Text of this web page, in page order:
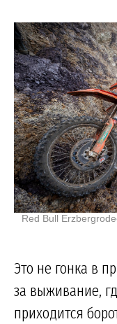
Red Bull
Это не гонка в
за выживание,
приходится